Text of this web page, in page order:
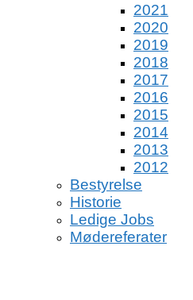
2021
2020
2019
2018
2017
2016
2015
2014
2013
2012
Bestyrelse
Historie
Ledige Jobs
Mødereferater